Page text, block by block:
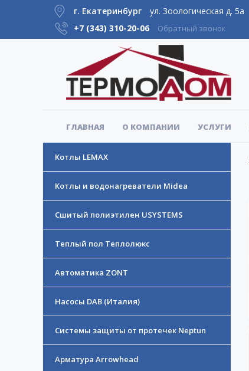
г. Екатеринбург
ул. Зоологическая д. 5а
+7 (343) 310-20-06 Обратный звонок
ГЛАВНАЯ О КОМПАНИИ УСЛУГИ
Котлы LEMAX
Котлы и водонагреватели Midea
Сшитый полиэтилен USYSTEMS
Теплый пол Теплолюкс
Автоматика ZONT
Насосы DAB (Италия)
Системы защиты от протечек Neptun
Арматура Arrowhead